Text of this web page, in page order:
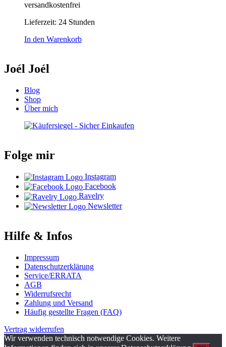
versandkostenfrei
Lieferzeit: 24 Stunden
In den Warenkorb
Joél Joél
Blog
Shop
Über mich
Folge mir
Instagram
Facebook
Ravelry
Newsletter
Hilfe & Infos
Impressum
Datenschutzerklärung
Service/ERRATA
AGB
Widerrufsrecht
Zahlung und Versand
Häufig gestellte Fragen (FAQ)
Vertrag widerrufen
Wir verwenden technisch notwendige Cookies. Weitere